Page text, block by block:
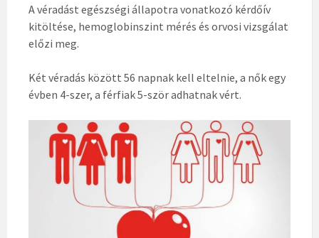
A véradást egészségi állapotra vonatkozó kérdőív
kitöltése, hemoglobinszint mérés és orvosi vizsgálat
előzi meg.
Két véradás között 56 napnak kell eltelnie, a nők egy
évben 4-szer, a férfiak 5-ször adhatnak vért.